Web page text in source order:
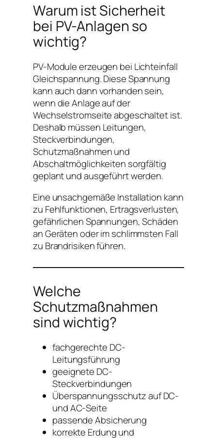
Warum ist Sicherheit
bei PV-Anlagen so
wichtig?
PV-Module erzeugen bei Lichteinfall
Gleichspannung. Diese Spannung
kann auch dann vorhanden sein,
wenn die Anlage auf der
Wechselstromseite abgeschaltet ist.
Deshalb müssen Leitungen,
Steckverbindungen,
Schutzmaßnahmen und
Abschaltmöglichkeiten sorgfältig
geplant und ausgeführt werden.
Eine unsachgemäße Installation kann
zu Fehlfunktionen, Ertragsverlusten,
gefährlichen Spannungen, Schäden
an Geräten oder im schlimmsten Fall
zu Brandrisiken führen.
Welche
Schutzmaßnahmen
sind wichtig?
fachgerechte DC-
Leitungsführung
geeignete DC-
Steckverbindungen
Überspannungsschutz auf DC-
und AC-Seite
passende Absicherung
korrekte Erdung und